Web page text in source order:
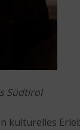
Südtirol
kulturelles